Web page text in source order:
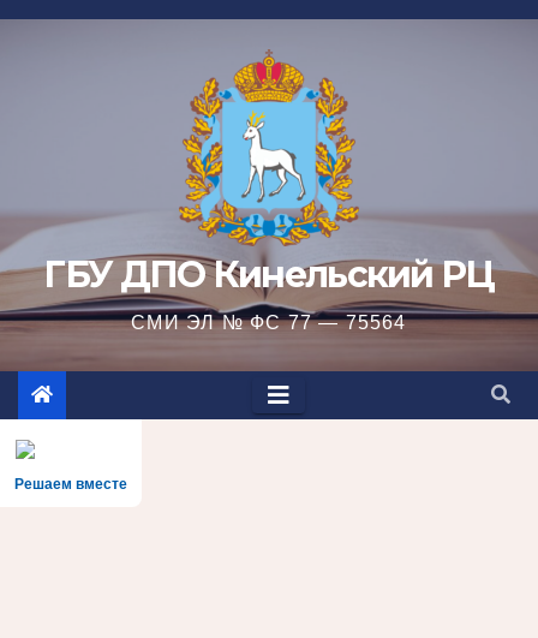
Перейти
ГБУ ДПО Кинельский РЦ
СМИ ЭЛ № ФС 77 — 75564
Решаем вместе